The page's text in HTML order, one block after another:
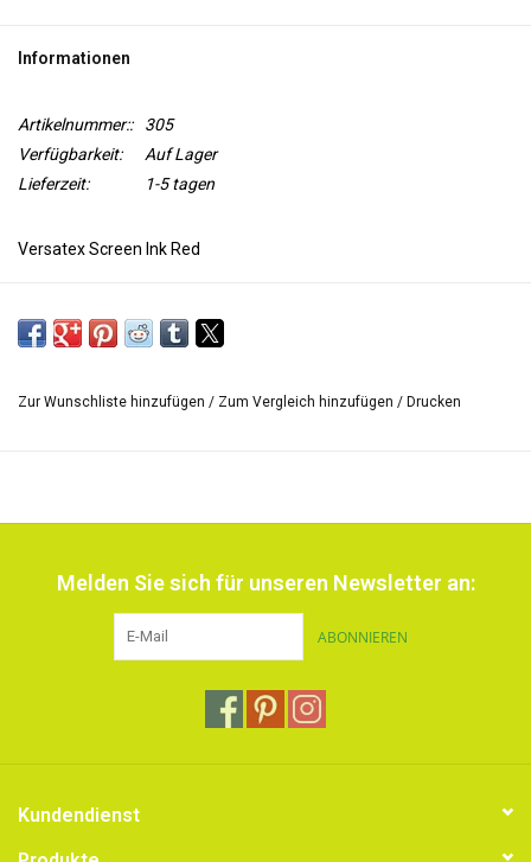
Informationen
Artikelnummer::
305
Verfügbarkeit:
Auf Lager
Lieferzeit:
1-5 tagen
Versatex Screen Ink Red
Zur Wunschliste hinzufügen / Zum Vergleich hinzufügen / Drucken
Melden Sie sich für unseren Newsletter an:
ABONNIEREN
Kundendienst